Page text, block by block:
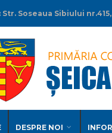
Str. Soseaua Sibiului
DESPRE NOI